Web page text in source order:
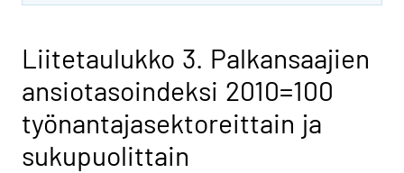
Liitetaulukko 3. Palkansaajien
ansiotasoindeksi 2010=100
työnantajasektoreittain ja
sukupuolittain